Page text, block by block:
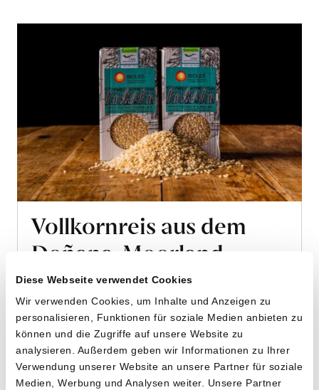
Diese Webseite verwendet Cookies
Wir verwenden Cookies, um Inhalte und Anzeigen zu
personalisieren, Funktionen für soziale Medien anbieten zu
können und die Zugriffe auf unsere Website zu
analysieren. Außerdem geben wir Informationen zu Ihrer
Verwendung unserer Website an unsere Partner für soziale
Medien, Werbung und Analysen weiter. Unsere Partner
Vollkornreis aus dem
Doñana-Moorland
von José Daniel Carbonell aus Isla Mayor,
2 x 500g
CHF10.90
1.09 pro 100g
In